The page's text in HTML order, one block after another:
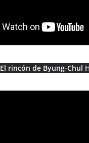
El rincón de Byung-Chul